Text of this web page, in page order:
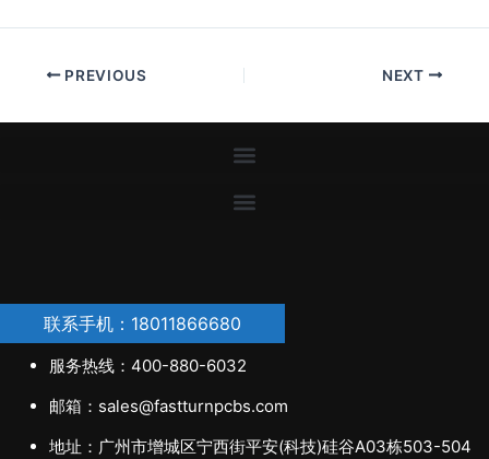
PREVIOUS NEXT
联系手机：18011866680
服务热线：400-880-6032
邮箱：sales@fastturnpcbs.com
地址：广州市增城区宁西街平安(科技)硅谷A03栋503-504